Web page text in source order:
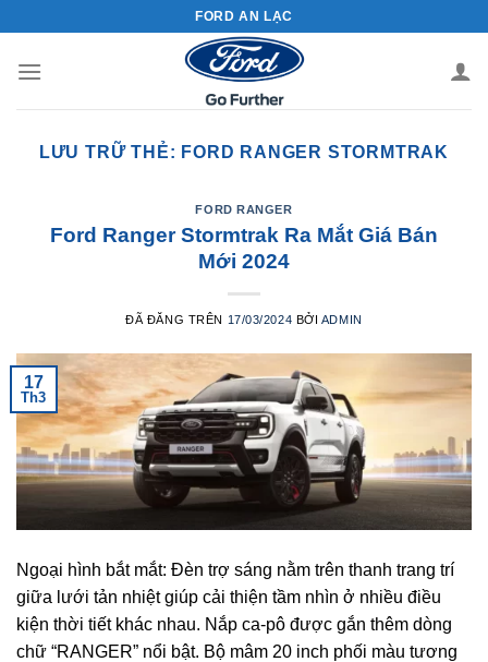
nội
FORD AN LẠC
LƯU TRỮ THẺ: FORD RANGER STORMTRAK
FORD RANGER
Ford Ranger Stormtrak Ra Mắt Giá Bán
Mới 2024
ĐÃ ĐĂNG TRÊN 17/03/2024 BỞI ADMIN
17
Th3
Ngoại hình bắt mắt: Đèn trợ sáng nằm trên thanh trang trí
giữa lưới tản nhiệt giúp cải thiện tầm nhìn ở nhiều điều
kiện thời tiết khác nhau. Nắp ca-pô được gắn thêm dòng
chữ “RANGER” nổi bật. Bộ mâm 20 inch phối màu tương